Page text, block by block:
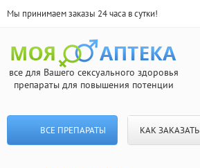
Мы принимаем заказы 24 часа в сутки!
все для Вашего сексуального здоровья
препараты для повышения потенции
ВСЕ ПРЕПАРАТЫ КАК ЗАКАЗАТЬ